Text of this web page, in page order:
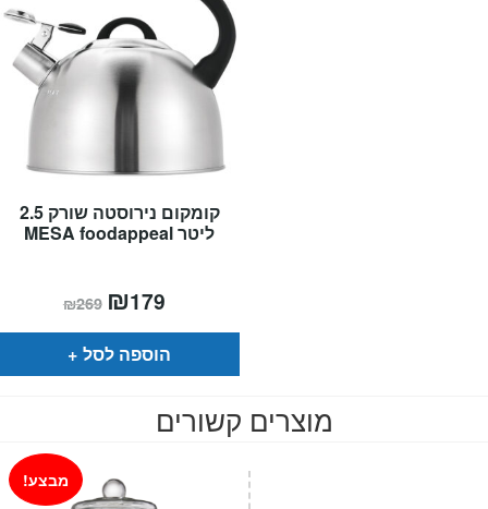
קומקום נירוסטה שורק 2.5
ליטר MESA foodappeal
₪269 המחיר
המקורי
היה:
₪269.
₪179
הוא:
הוספה לסל
מוצרים קשורים
מבצע!